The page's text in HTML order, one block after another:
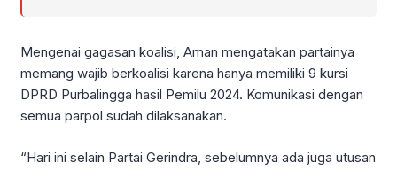
Mengenai gagasan koalisi, Aman mengatakan partainya
memang wajib berkoalisi karena hanya memiliki 9 kursi
DPRD Purbalingga hasil Pemilu 2024. Komunikasi dengan
semua parpol sudah dilaksanakan.
“Hari ini selain Partai Gerindra, sebelumnya ada juga utusan